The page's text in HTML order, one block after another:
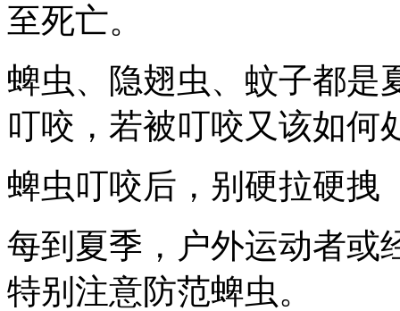
至死亡。
蜱虫、隐翅虫、蚊子都是
叮咬，若被叮咬又该如何
蜱虫叮咬后，别硬拉硬拽
每到夏季，户外运动者或
特别注意防范蜱虫。